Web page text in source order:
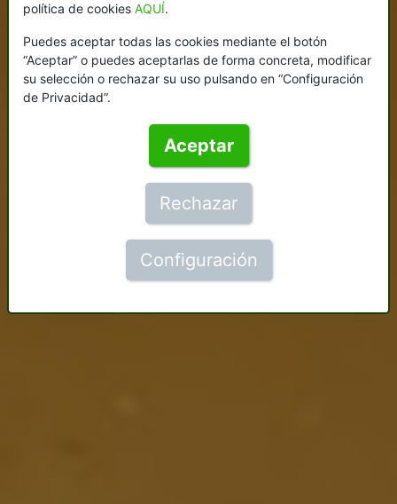
política de cookies AQUÍ.
Puedes aceptar todas las cookies mediante el botón
“Aceptar” o puedes aceptarlas de forma concreta, modificar
su selección o rechazar su uso pulsando en “Configuración
de Privacidad”.
Aceptar
Rechazar
Configuración